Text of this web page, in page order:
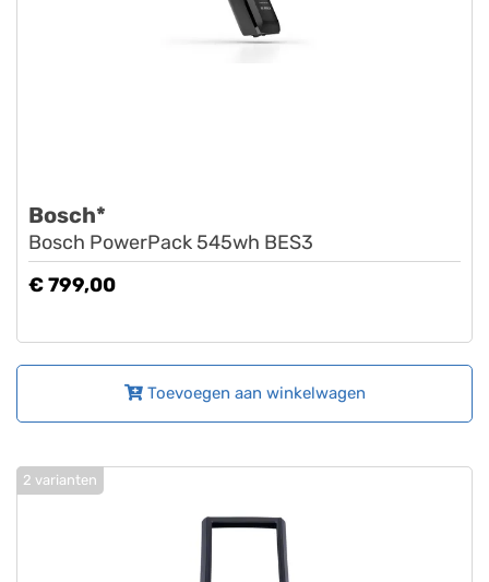
Bosch*
Bosch PowerPack 545wh BES3
€ 799,00
Toevoegen aan winkelwagen
2 varianten